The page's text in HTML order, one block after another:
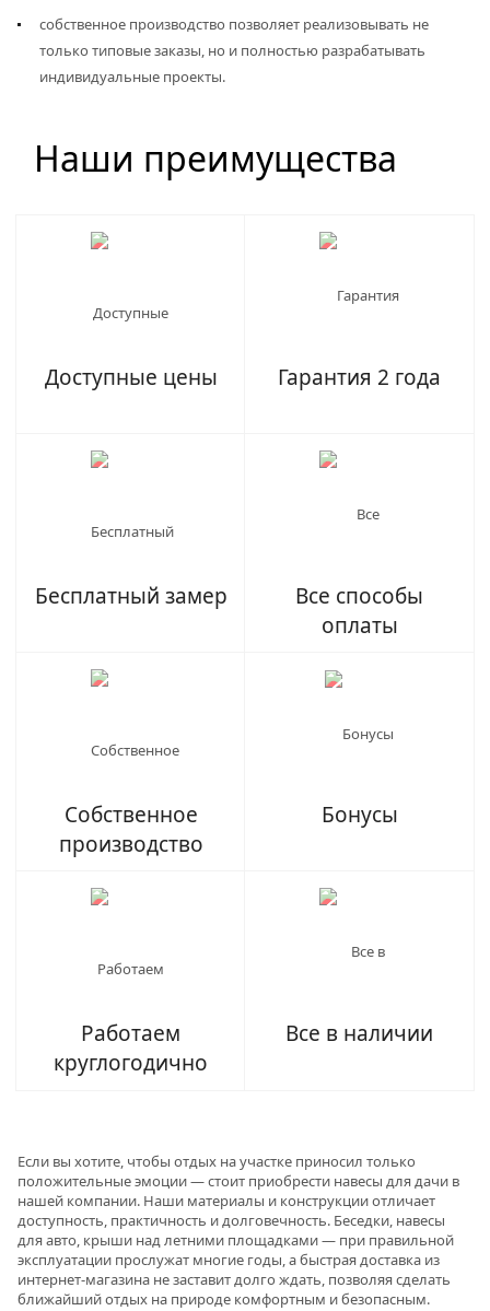
собственное производство позволяет реализовывать не
только типовые заказы, но и полностью разрабатывать
индивидуальные проекты.
Наши преимущества
Доступные цены Гарантия 2 года
Бесплатный замер
Все способы
оплаты
Собственное
производство
Бонусы
Работаем
круглогодично
Все в наличии
Если вы хотите, чтобы отдых на участке приносил только
положительные эмоции — стоит приобрести навесы для дачи в
нашей компании. Наши материалы и конструкции отличает
доступность, практичность и долговечность. Беседки, навесы
для авто, крыши над летними площадками — при правильной
эксплуатации прослужат многие годы, а быстрая доставка из
интернет-магазина не заставит долго ждать, позволяя сделать
ближайший отдых на природе комфортным и безопасным.